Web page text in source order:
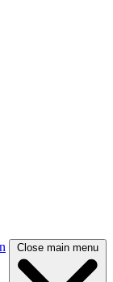
Close main menu